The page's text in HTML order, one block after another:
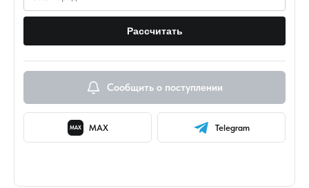
Рассчитать
Сообщить о поступлении
MAX MAX Telegram